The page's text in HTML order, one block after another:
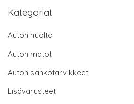
Kategoriat
Auton huolto
Auton matot
Auton sähkötarvikkeet
Lisävarusteet